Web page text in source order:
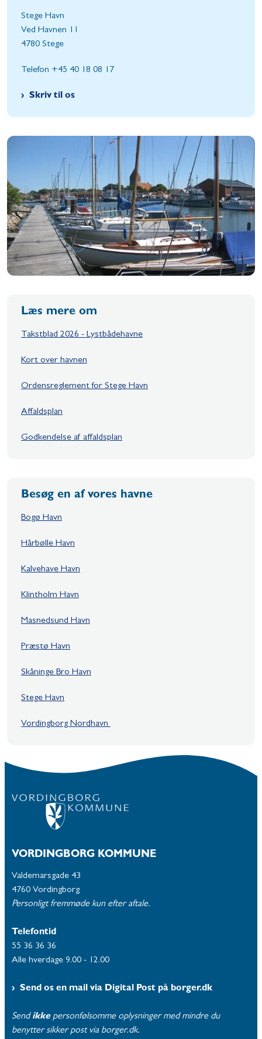
Stege Havn
Ved Havnen 11
4780 Stege
Telefon +45 40 18 08 17
Skriv til os
Læs mere om
Takstblad 2026 - Lystbådehavne
Kort over havnen
Ordensreglement for Stege Havn
Affaldsplan
Godkendelse af affaldsplan
Besøg en af vores havne
Bogø Havn
Hårbølle Havn
Kalvehave Havn
Klintholm Havn
Masnedsund Havn
Præstø Havn
Skåninge Bro Havn
Stege Havn
Vordingborg Nordhavn
VORDINGBORG KOMMUNE
Valdemarsgade 43
4760 Vordingborg
Personligt fremmøde kun efter aftale.
Telefontid
55 36 36 36
Alle hverdage 9.00 - 12.00
Send os en mail via Digital Post på borger.dk
Send ikke personfølsomme oplysninger med mindre du
benytter sikker post via borger.dk.